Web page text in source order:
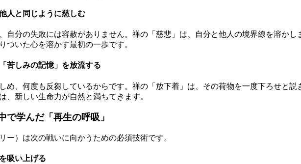
人と同じように慈しむ
自分の失敗には容赦がありません。禅の「慈悲」は、自分と他人の境界線を溶か
ついた心を溶かす最初の一歩です。
苦しみの記憶」を放流する
め、何度も反芻しているからです。禅の「放下着」は、その荷物を一度下ろせと
、新しい生命力が自然と満ちてきます。
学んだ「再生の呼吸」
ー）は次の戦いに向かうための必須技術です。
吸い上げる